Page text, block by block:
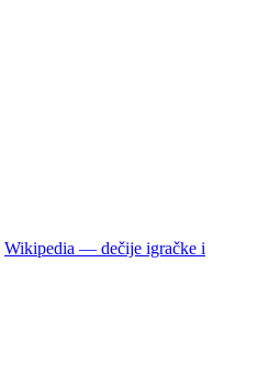
Wikipedia — dečije igračke i